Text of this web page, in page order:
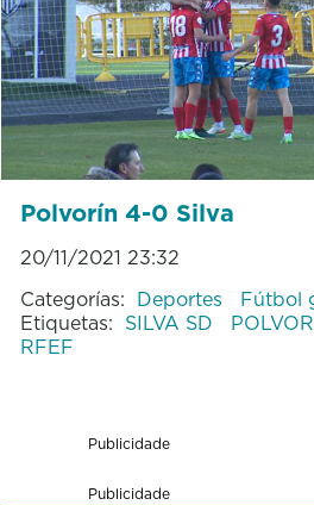
Polvorín 4-0 Silva
20/11/2021 23:32
Categorías: Deportes
Fútbol
Etiquetas: SILVA SD
RFEF
Publicidade
Publicidade